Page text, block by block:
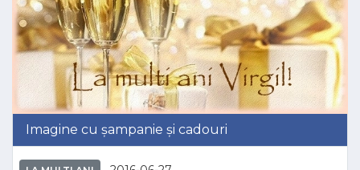
Imagine cu șampanie și cadouri